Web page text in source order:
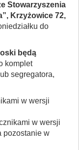
Stowarzyszenia
Krzyżowice 72,
do
będą
komplet
segregatora,
w wersji
w wersji
pozostanie w